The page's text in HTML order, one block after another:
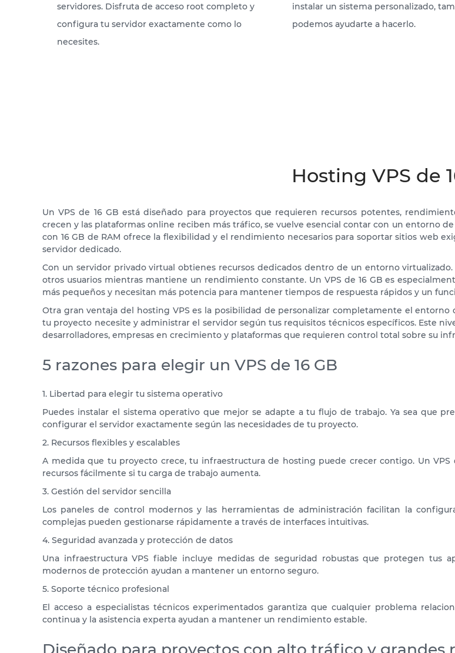
servidores. Disfruta de acceso root completo y
configura tu servidor exactamente como lo
necesites.
instalar un sistema personalizado,
podemos ayudarte a hacerlo.
Hosting VPS de
Un VPS de 16 GB está diseñado para proyectos que requieren recursos potentes,
crecen y las plataformas online reciben más tráfico, se vuelve esencial contar con un entorno
con 16 GB de RAM ofrece la flexibilidad y el rendimiento necesarios para soportar sitios web
servidor dedicado.
Con un servidor privado virtual obtienes recursos dedicados dentro de un entorno
otros usuarios mientras mantiene un rendimiento constante. Un VPS de 16 GB es
más pequeños y necesitan más potencia para mantener tiempos de respuesta rápidos y un
Otra gran ventaja del hosting VPS es la posibilidad de personalizar completamente el
tu proyecto necesite y administrar el servidor según tus requisitos técnicos específicos. Este
desarrolladores, empresas en crecimiento y plataformas que requieren control total sobre su
5 razones para elegir un VPS de 16 GB
1. Libertad para elegir tu sistema operativo
Puedes instalar el sistema operativo que mejor se adapte a tu flujo de trabajo. Ya sea que
configurar el servidor exactamente según las necesidades de tu proyecto.
2. Recursos flexibles y escalables
A medida que tu proyecto crece, tu infraestructura de hosting puede crecer contigo. Un
recursos fácilmente si tu carga de trabajo aumenta.
3. Gestión del servidor sencilla
Los paneles de control modernos y las herramientas de administración facilitan la
complejas pueden gestionarse rápidamente a través de interfaces intuitivas.
4. Seguridad avanzada y protección de datos
Una infraestructura VPS fiable incluye medidas de seguridad robustas que protegen tus
modernos de protección ayudan a mantener un entorno seguro.
5. Soporte técnico profesional
El acceso a especialistas técnicos experimentados garantiza que cualquier problema
continua y la asistencia experta ayudan a mantener un rendimiento estable.